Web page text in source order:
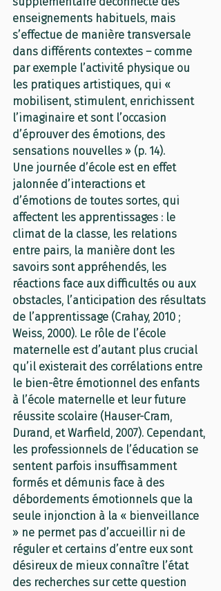
enseignements habituels, mais
s’effectue de manière transversale
dans différents contextes – comme
par exemple l’activité physique ou
les pratiques artistiques, qui «
mobilisent, stimulent, enrichissent
l’imaginaire et sont l’occasion
d’éprouver des émotions, des
sensations nouvelles » (p. 14).
Une journée d’école est en effet
jalonnée d’interactions et
d’émotions de toutes sortes, qui
affectent les apprentissages : le
climat de la classe, les relations
entre pairs, la manière dont les
savoirs sont appréhendés, les
réactions face aux difficultés ou aux
obstacles, l’anticipation des résultats
de l’apprentissage (Crahay, 2010 ;
Weiss, 2000). Le rôle de l’école
maternelle est d’autant plus crucial
qu’il existerait des corrélations entre
le bien-être émotionnel des enfants
à l’école maternelle et leur future
réussite scolaire (Hauser-Cram,
Durand, et Warfield, 2007). Cependant,
les professionnels de l’éducation se
sentent parfois insuffisamment
formés et démunis face à des
débordements émotionnels que la
seule injonction à la « bienveillance
» ne permet pas d’accueillir ni de
réguler et certains d’entre eux sont
désireux de mieux connaître l’état
des recherches sur cette question